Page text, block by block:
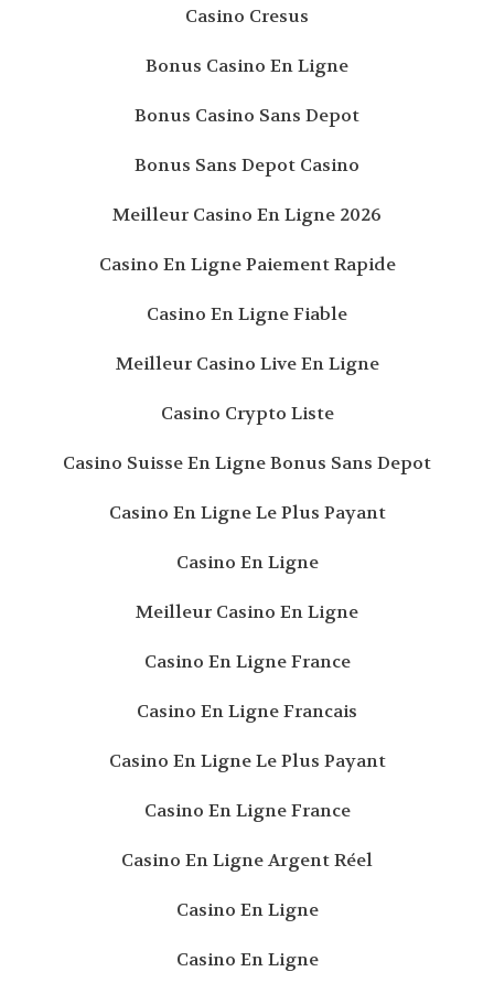
Casino Cresus
Bonus Casino En Ligne
Bonus Casino Sans Depot
Bonus Sans Depot Casino
Meilleur Casino En Ligne 2026
Casino En Ligne Paiement Rapide
Casino En Ligne Fiable
Meilleur Casino Live En Ligne
Casino Crypto Liste
Casino Suisse En Ligne Bonus Sans Depot
Casino En Ligne Le Plus Payant
Casino En Ligne
Meilleur Casino En Ligne
Casino En Ligne France
Casino En Ligne Francais
Casino En Ligne Le Plus Payant
Casino En Ligne France
Casino En Ligne Argent Réel
Casino En Ligne
Casino En Ligne